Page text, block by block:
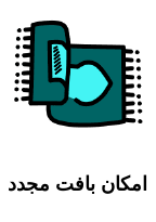
امکان بافت مجدد